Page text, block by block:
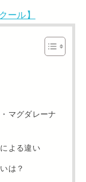
ール】
マグダレーナ
よる違い
は？